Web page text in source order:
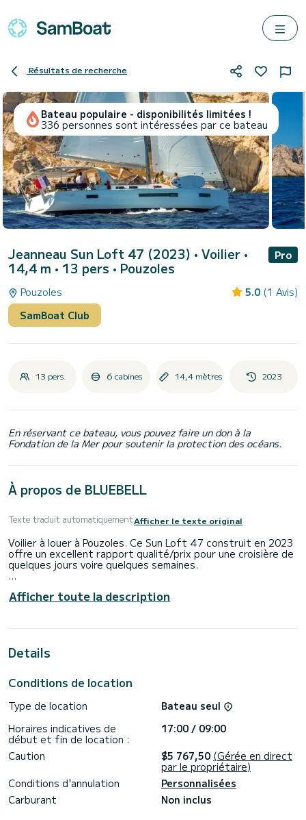
Résultats de recherche
Bateau populaire - disponibilités limitées !
336 personnes sont intéressées par ce bateau
Jeanneau Sun Loft 47 (2023) • Voilier •
14,4 m • 13 pers • Pouzoles
Pro
Pouzoles 5.0 (1 Avis)
SamBoat Club
13 pers. 6 cabines 14,4 mètres 2023
En réservant ce bateau, vous pouvez faire un don à la
Fondation de la Mer pour soutenir la protection des océans.
À propos de BLUEBELL
Texte traduit automatiquementAfficher le texte original
Voilier à louer à Pouzoles. Ce Sun Loft 47 construit en 2023
offre un excellent rapport qualité/prix pour une croisière de
quelques jours voire quelques semaines.
capacité de 13 passagers. D'une longueur totale de 14
mètres et d'une puissance de 80 chevaux, il sera votre
les eaux de Pouzoles
Pour votre confort, BLUEBELL dispose de 4 toilettes avec
Il dispose des équipements suivants : Pilote automatique,
de bain, Réfrigérateur extérieur.
Les demandes de réservation et de devis sont traitées
directement par SamBoat. Vous obtiendrez les meilleurs
Afficher toute la description
Details
Conditions de location
Type de location
Bateau seul
Horaires indicatives de
début et fin de location :
17:00 / 09:00
Caution
$5 767,50 (Gérée en direct
par le propriétaire)
Conditions d'annulation
Personnalisées
Carburant
Non inclus